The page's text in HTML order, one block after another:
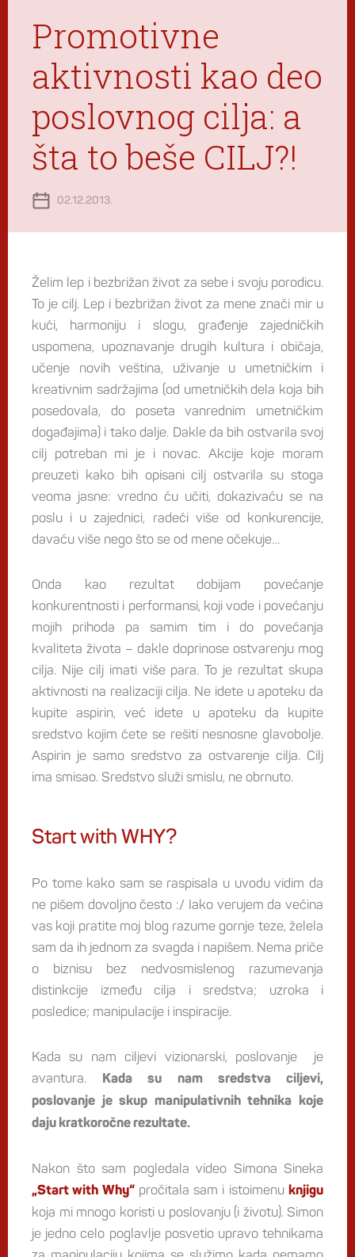
Promotivne
aktivnosti kao deo
poslovnog cilja: a
šta to beše CILJ?!
02.12.2013.
Želim lep i bezbrižan život za sebe i svoju porodicu.
To je cilj. Lep i bezbrižan život za mene znači mir u
kući, harmoniju i slogu, građenje zajedničkih
uspomena, upoznavanje drugih kultura i običaja,
učenje novih veština, uživanje u umetničkim i
kreativnim sadržajima (od umetničkih dela koja bih
posedovala, do poseta vanrednim umetničkim
događajima) i tako dalje. Dakle da bih ostvarila svoj
cilj potreban mi je i novac. Akcije koje moram
preuzeti kako bih opisani cilj ostvarila su stoga
veoma jasne: vredno ću učiti, dokazivaću se na
poslu i u zajednici, radeći više od konkurencije,
davaću više nego što se od mene očekuje…
Onda kao rezultat dobijam povećanje
konkurentnosti i performansi, koji vode i povećanju
mojih prihoda pa samim tim i do povećanja
kvaliteta života – dakle doprinose ostvarenju mog
cilja. Nije cilj imati više para. To je rezultat skupa
aktivnosti na realizaciji cilja. Ne idete u apoteku da
kupite aspirin, već idete u apoteku da kupite
sredstvo kojim ćete se rešiti nesnosne glavobolje.
Aspirin je samo sredstvo za ostvarenje cilja. Cilj
ima smisao. Sredstvo služi smislu, ne obrnuto.
Start with WHY?
Po tome kako sam se raspisala u uvodu vidim da
ne pišem dovoljno često :/ Iako verujem da većina
vas koji pratite moj blog razume gornje teze, želela
sam da ih jednom za svagda i napišem. Nema priče
o biznisu bez nedvosmislenog razumevanja
distinkcije između cilja i sredstva; uzroka i
posledice; manipulacije i inspiracije.
Kada su nam ciljevi vizionarski, poslovanje je
avantura.
Kada su nam sredstva ciljevi,
poslovanje je skup manipulativnih tehnika koje
daju kratkoročne rezultate.
Nakon što sam pogledala video Simona Sineka
„Start with Why“pročitala sam i istoimenuknjigu
koja mi mnogo koristi u poslovanju (i životu). Simon
je jedno celo poglavlje posvetio upravo tehnikama